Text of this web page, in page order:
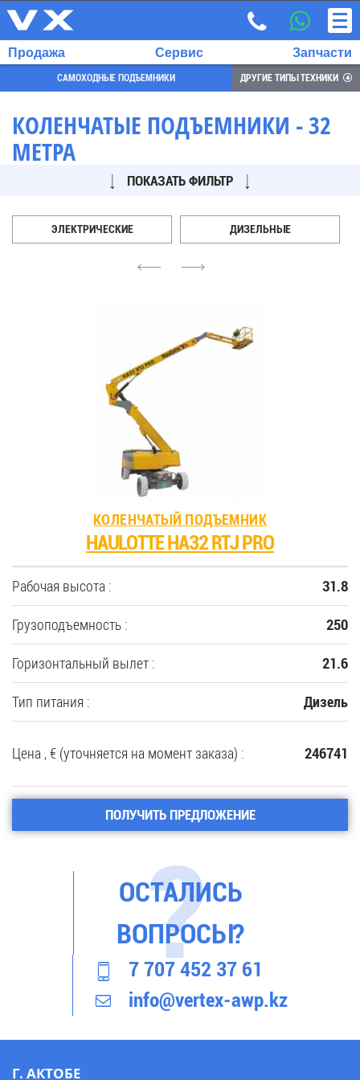
ВЫБРАННЫЙ
EN
Запчасти
Услуги
О компании
Контакты
Продажа Сервис Запчасти
САМОХОДНЫЕ ПОДЪЕМНИКИ ДРУГИЕ ТИПЫ ТЕХНИКИ
КОЛЕНЧАТЫЕ ПОДЪЕМНИКИ - 32
МЕТРА
4
ЭЛЕКТРИЧЕСКИЕ ДИЗЕЛЬНЫЕ
6
ПОКАЗАТЬ ФИЛЬТР
КОЛЕНЧАТЫЙ ПОДЪЕМНИК
HAULOTTE HA32 RTJ PRO
Рабочая высота : 31.8
Грузоподъемность : 250
Горизонтальный вылет : 21.6
Тип питания : Дизель
Цена , € (уточняется на момент заказа) : 246741
ПОЛУЧИТЬ ПРЕДЛОЖЕНИЕ
ОСТАЛИСЬ
ВОПРОСЫ?
7 707 452 37 61
info@vertex-awp.kz
Г. АКТОБЕ